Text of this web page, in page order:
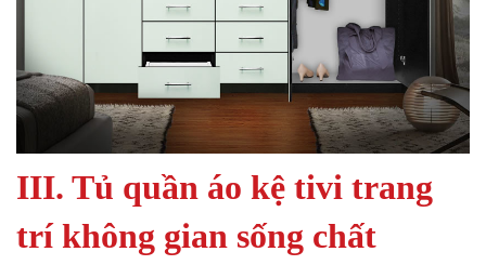
III. Tủ quần áo kệ tivi trang
trí không gian sống chất